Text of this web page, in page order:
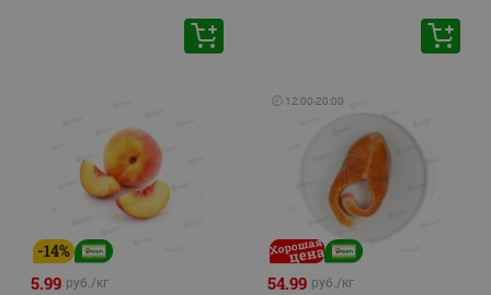
-14%
5.99 руб./кг
🕘 12:00-20:00
54.99 руб./кг